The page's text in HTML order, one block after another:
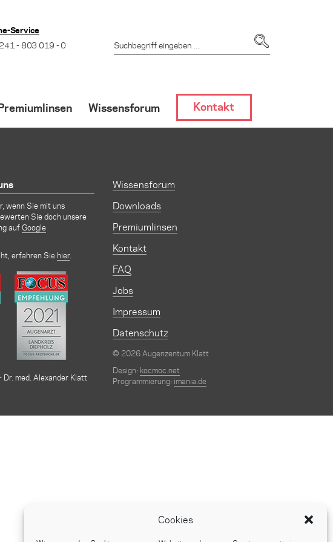
Cookies
Service
- 803 019 - 0
mit VEGF-Hemmern
Wissensforum Kontakt
wenn Sie mit uns
Sie doch unsere
aufGoogle
erfahren Siehier.
Dr. med. Alexander Klatt
Wissensforum
Downloads
Premiumlinsen
Kontakt
FAQ
Jobs
Impressum
Datenschutz
© 2026 Augenzentum Klatt
Design: kocmoc.net
Programmierung: imania.de